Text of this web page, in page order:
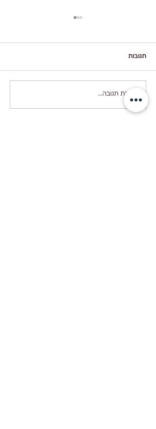
קיש ברוקולי עם גבינות
תגובות
כתיבת תגובה...